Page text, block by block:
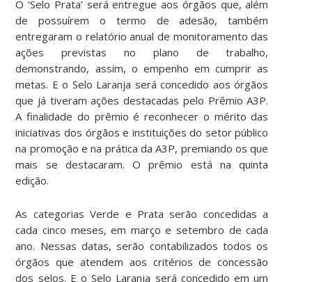
O ‘Selo Prata’ será entregue aos órgãos que, além
de possuírem o termo de adesão, também
entregaram o relatório anual de monitoramento das
ações previstas no plano de trabalho,
demonstrando, assim, o empenho em cumprir as
metas. E o Selo Laranja será concedido aos órgãos
que já tiveram ações destacadas pelo Prêmio A3P.
A finalidade do prêmio é reconhecer o mérito das
iniciativas dos órgãos e instituições do setor público
na promoção e na prática da A3P, premiando os que
mais se destacaram. O prêmio está na quinta
edição.
As categorias Verde e Prata serão concedidas a
cada cinco meses, em março e setembro de cada
ano. Nessas datas, serão contabilizados todos os
órgãos que atendem aos critérios de concessão
dos selos. E o Selo Laranja será concedido em um